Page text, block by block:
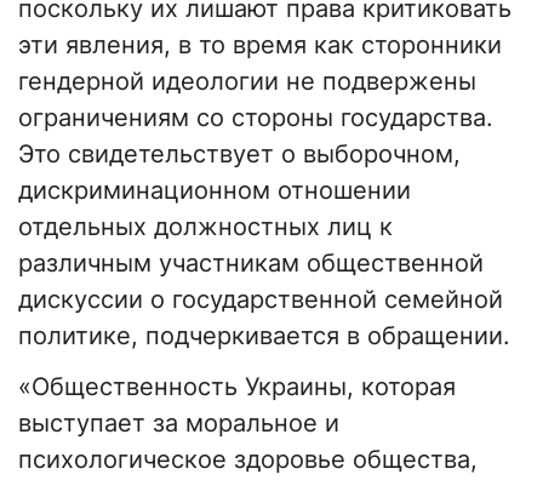
поскольку их лишают права критиковать
эти явления, в то время как сторонники
гендерной идеологии не подвержены
ограничениям со стороны государства.
Это свидетельствует о выборочном,
дискриминационном отношении
отдельных должностных лиц к
различным участникам общественной
дискуссии о государственной семейной
политике, подчеркивается в обращении.
«Общественность Украины, которая
выступает за моральное и
психологическое здоровье общества,